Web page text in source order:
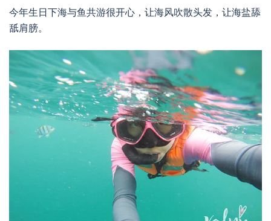
今年生日下海与鱼共游很开心，让海风吹散头发，让海盐舔
舐肩膀。